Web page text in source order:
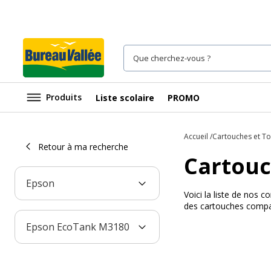
Produits Liste scolaire PROMO
Retour à ma recherche
Epson
Epson EcoTank M3180
Accueil Cartouches et
Voici la liste de nos
des cartouches